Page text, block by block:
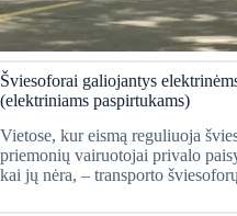
​Šviesoforai galiojantys
(elektriniams paspirtukams)
Vietose, kur eismą reguliuoja
priemonių vairuotojai privalo
kai jų nėra, – transporto